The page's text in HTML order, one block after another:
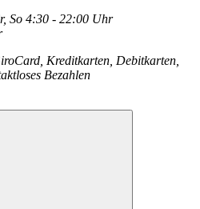
So 4:30 - 22:00 Uhr
Kreditkarten, Debitkarten,
Bezahlen